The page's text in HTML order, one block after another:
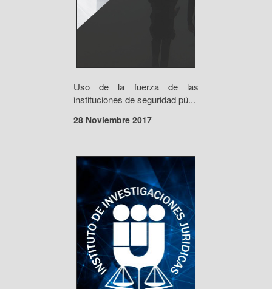
Uso de la fuerza de las
instituciones de seguridad pú...
28 Noviembre 2017